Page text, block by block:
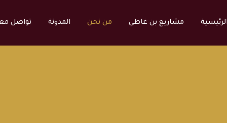
مشاريع بن غاطي من نحن المدونة تواصل